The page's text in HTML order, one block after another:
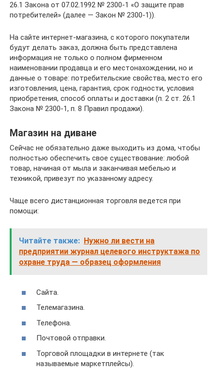
26.1 Закона от 07.02.1992 № 2300-1 «О защите прав
потребителей» (далее — Закон № 2300-1)).
На сайте интернет-магазина, с которого покупатели
будут делать заказ, должна быть представлена
информация не только о полном фирменном
наименовании продавца и его местонахождении, но и
данные о товаре: потребительские свойства, место его
изготовления, цена, гарантия, срок годности, условия
приобретения, способ оплаты и доставки (п. 2 ст. 26.1
Закона № 2300-1, п. 8 Правил продажи).
Магазин на диване
Сейчас не обязательно даже выходить из дома, чтобы
полностью обеспечить свое существование: любой
товар, начиная от мыла и заканчивая мебелью и
техникой, привезут по указанному адресу.
Чаще всего дистанционная торговля ведется при
помощи:
Читайте также: Нужно ли вести на
предприятии журнал целевого инструктажа по
охране труда — образец оформления
Сайта.
Телемагазина.
Телефона.
Почтовой отправки.
Торговой площадки в интернете (так
называемые маркетплейсы).